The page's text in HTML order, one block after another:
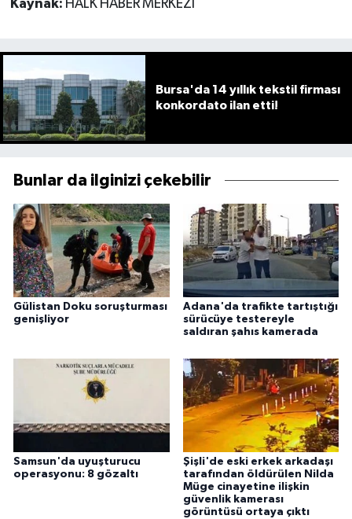
Kaynak: HALK HABER MERKEZİ
Bursa'da 14 yıllık tekstil firması
konkordato ilan etti!
Bunlar da ilginizi çekebilir
Gülistan Doku soruşturması
genişliyor
Adana'da trafikte tartıştığı
sürücüye testereyle
saldıran şahıs kamerada
Samsun'da uyuşturucu
operasyonu: 8 gözaltı
Şişli'de eski erkek arkadaşı
tarafından öldürülen Nilda
Müge cinayetine ilişkin
güvenlik kamerası
görüntüsü ortaya çıktı